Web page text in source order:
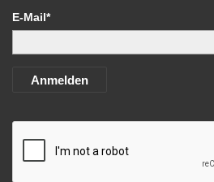
E-Mail*
Anmelden